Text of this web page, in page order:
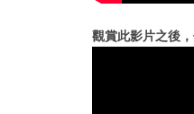
觀賞此影片之後